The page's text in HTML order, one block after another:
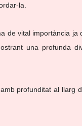
la.
de vital importància ja
una profunda
profunditat al llarg